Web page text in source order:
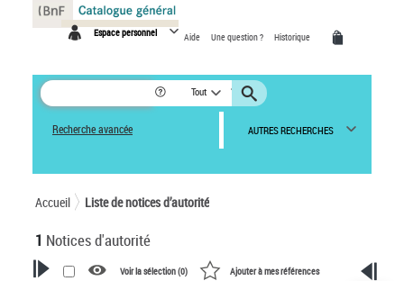
Espace personnel Aide Une question ? Historique
Tout
Recherche avancée AUTRES RECHERCHES
Accueil Liste de notices d’autorité
1 Notices d'autorité
Voir la sélection (0) Ajouter à mes références
Panneau de gestion des cookies